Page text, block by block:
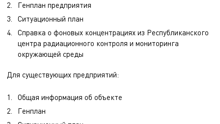
Генплан предприятия
Ситуационный план
Справка о фоновых концентрациях из Республиканского
центра радиационного контроля и мониторинга
окружающей среды
Для существующих предприятий:
Общая информация об объекте
Генплан